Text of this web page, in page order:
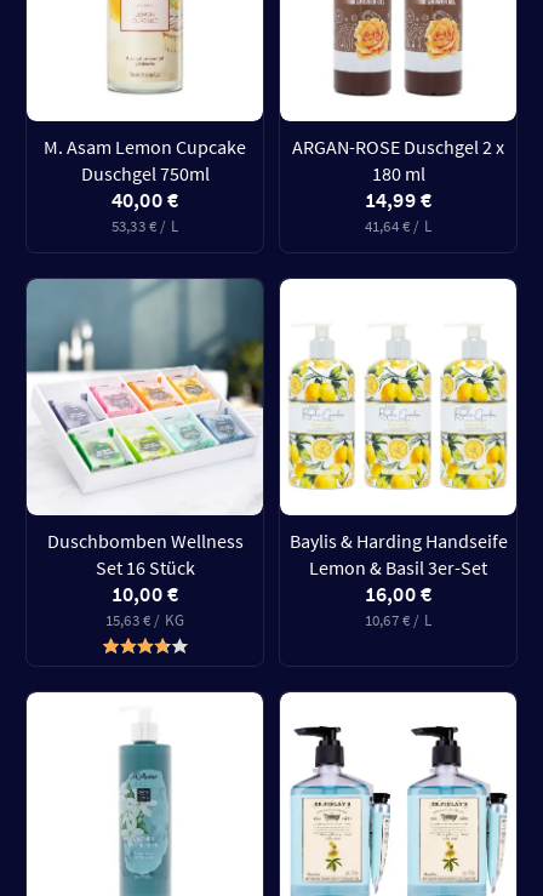
M. Asam Lemon Cupcake
Duschgel 750ml
40,00 €
53,33 € / L
ARGAN-ROSE Duschgel 2 x
180 ml
14,99 €
41,64 € / L
Duschbomben Wellness
Set 16 Stück
10,00 €
15,63 € / KG
Baylis & Harding Handseife
Lemon & Basil 3er-Set
16,00 €
10,67 € / L